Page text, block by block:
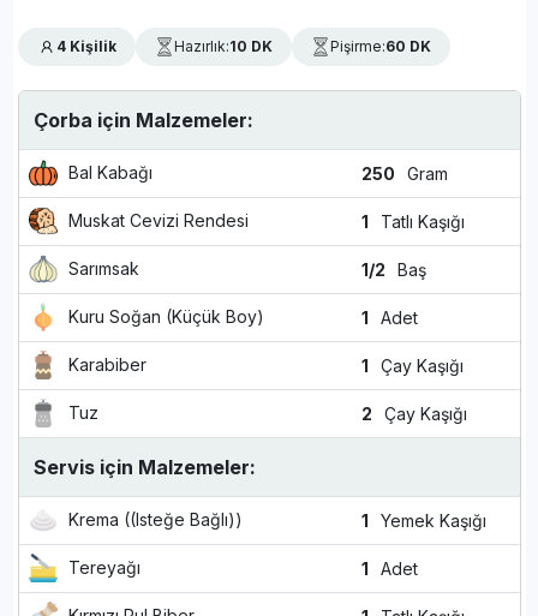
4 Kişilik Hazırlık:10 DK Pişirme:60 DK
Çorba için Malzemeler:
Bal Kabağı 250 Gram
Muskat Cevizi Rendesi 1 Tatlı Kaşığı
Sarımsak 1/2 Baş
Kuru Soğan (Küçük Boy) 1 Adet
Karabiber 1 Çay Kaşığı
Tuz 2 Çay Kaşığı
Servis için Malzemeler:
Krema ((Isteğe Bağlı)) 1 Yemek Kaşığı
Tereyağı 1 Adet